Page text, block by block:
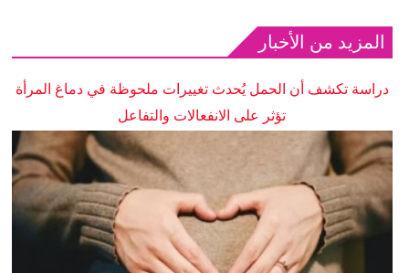
المزيد من الأخبار
دراسة تكشف أن الحمل يُحدث تغييرات ملحوظة في دماغ المرأة
تؤثر على الانفعالات والتفاعل